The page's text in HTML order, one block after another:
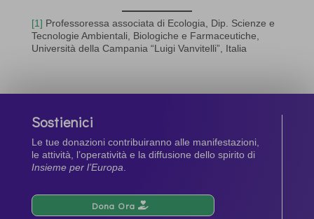
[1] Professoressa associata di Ecologia, Dip. Scienze e
Tecnologie Ambientali, Biologiche e Farmaceutiche,
Università della Campania “Luigi Vanvitelli”, Italia
Sostienici
Le tue donazioni contribuiranno alle manifestazioni,
le attività, l’operatività e la diffusione dello spirito di
Insieme per l’Europa.
Dona Ora